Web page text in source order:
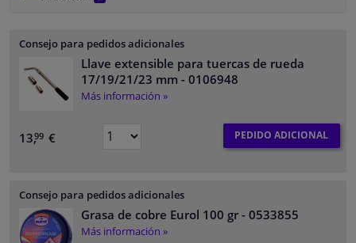
Consejo para pedidos adicionales
Llave extensible para tuercas de rueda
17/19/21/23 mm - 0106948
Más información »
13,99 € PEDIDO ADICIONAL
Consejo para pedidos adicionales
Grasa de cobre Eurol 100 gr - 0533855
Más información »